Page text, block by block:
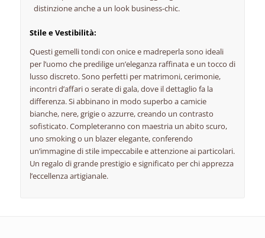
distinzione anche a un look business-chic.
Stile e Vestibilità:
Questi gemelli tondi con onice e madreperla sono ideali
per l’uomo che predilige un’eleganza raffinata e un tocco di
lusso discreto.Sono perfetti per matrimoni,cerimonie,
incontri d’affari o serate di gala,dove il dettaglio fa la
differenza.Si abbinano in modo superbo a camicie
bianche,nere,grigie o azzurre,creando un contrasto
sofisticato.Completeranno con maestria un abito scuro,
uno smoking o un blazer elegante,conferendo
un’immagine di stile impeccabile e attenzione ai particolari.
Un regalo di grande prestigio e significato per chi apprezza
l’eccellenza artigianale.